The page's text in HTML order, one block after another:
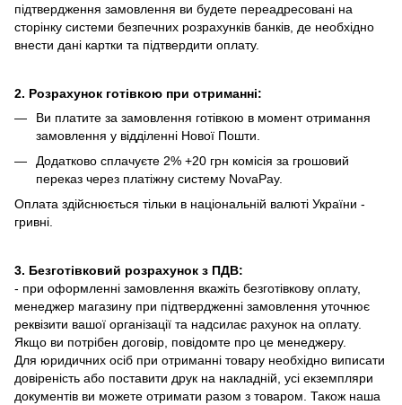
підтвердження замовлення ви будете переадресовані на
сторінку системи безпечних розрахунків банків, де необхідно
внести дані картки та підтвердити оплату.
2. Розрахунок готівкою при отриманні:
Ви платите за замовлення готівкою в момент отримання
замовлення у відділенні Нової Пошти.
Додатково сплачуєте 2% +20 грн комісія за грошовий
переказ через платіжну систему NovaPay.
Оплата здійснюється тільки в національній валюті України -
гривні.
3. Безготівковий розрахунок з ПДВ:
- при оформленні замовлення вкажіть безготівкову оплату,
менеджер магазину при підтвердженні замовлення уточнює
реквізити вашої організації та надсилає рахунок на оплату.
Якщо ви потрібен договір, повідомте про це менеджеру.
Для юридичних осіб при отриманні товару необхідно виписати
довіреність або поставити друк на накладній, усі екземпляри
документів ви можете отримати разом з товаром. Також наша